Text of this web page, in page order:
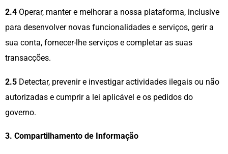
2.4 Operar, manter e melhorar a nossa plataforma, inclusive
para desenvolver novas funcionalidades e serviços, gerir a
sua conta, fornecer-lhe serviços e completar as suas
transacções.
2.5 Detectar, prevenir e investigar actividades ilegais ou não
autorizadas e cumprir a lei aplicável e os pedidos do
governo.
3. Compartilhamento de Informação